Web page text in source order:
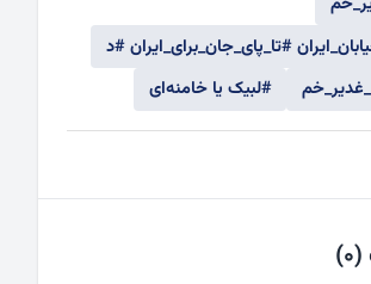
#تا_پای_جان_برای_ایران #د
#لبیک یا خامنه‌ای